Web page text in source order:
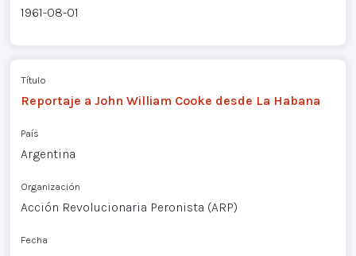
1961-08-01
Título
Reportaje a John William Cooke desde La Habana
País
Argentina
Organización
Acción Revolucionaria Peronista (ARP)
Fecha